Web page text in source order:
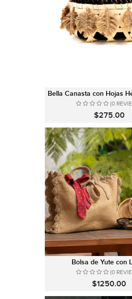
Bella Canasta con Hojas
(0
$275.00
Bolsa de Yute con
(0
$1250.00